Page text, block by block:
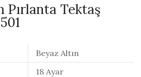
Pırlanta Tektaş
Beyaz Altın
18 Ayar